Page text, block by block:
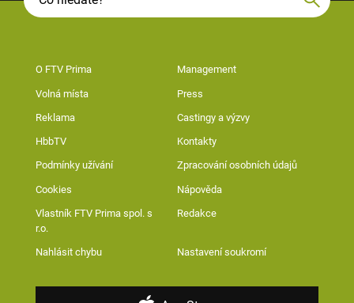
O FTV Prima Management
Volná místa Press
Reklama Castingy a výzvy
HbbTV Kontakty
Podmínky užívání Zpracování osobních údajů
Cookies Nápověda
Vlastník FTV Prima spol. s
r.o.
Redakce
Nahlásit chybu Nastavení soukromí